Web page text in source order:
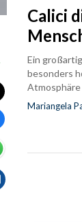
Calici
Ein
besonders
Mariangela